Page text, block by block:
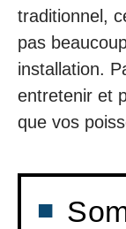
traditionnel,
pas
installation.
entretenir et
que vos